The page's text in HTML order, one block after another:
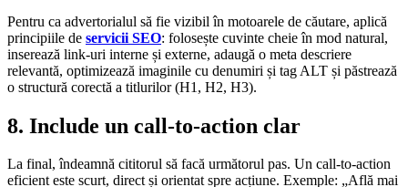
Pentru ca advertorialul să fie vizibil în motoarele de căutare, aplică
principiile de servicii SEO: folosește cuvinte cheie în mod natural,
inserează link-uri interne și externe, adaugă o meta descriere
relevantă, optimizează imaginile cu denumiri și tag ALT și păstrează
o structură corectă a titlurilor (H1, H2, H3).
8. Include un call-to-action clar
La final, îndeamnă cititorul să facă următorul pas. Un call-to-action
eficient este scurt, direct și orientat spre acțiune. Exemple: „Află mai